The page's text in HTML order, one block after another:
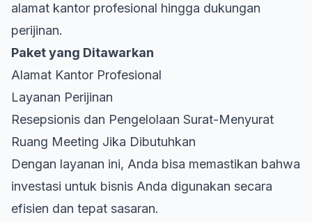
alamat kantor profesional hingga dukungan
perijinan.
Paket yang Ditawarkan
Alamat Kantor Profesional
Layanan Perijinan
Resepsionis dan Pengelolaan Surat-Menyurat
Ruang Meeting Jika Dibutuhkan
Dengan layanan ini, Anda bisa memastikan bahwa
investasi untuk bisnis Anda digunakan secara
efisien dan tepat sasaran.